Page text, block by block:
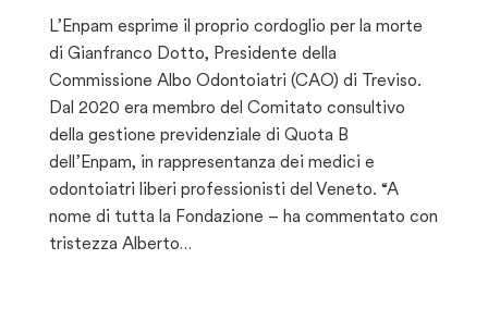
L’Enpam esprime il proprio cordoglio per la morte
di Gianfranco Dotto, Presidente della
Commissione Albo Odontoiatri (CAO) di Treviso.
Dal 2020 era membro del Comitato consultivo
della gestione previdenziale di Quota B
dell’Enpam, in rappresentanza dei medici e
odontoiatri liberi professionisti del Veneto. “A
nome di tutta la Fondazione – ha commentato con
tristezza Alberto…